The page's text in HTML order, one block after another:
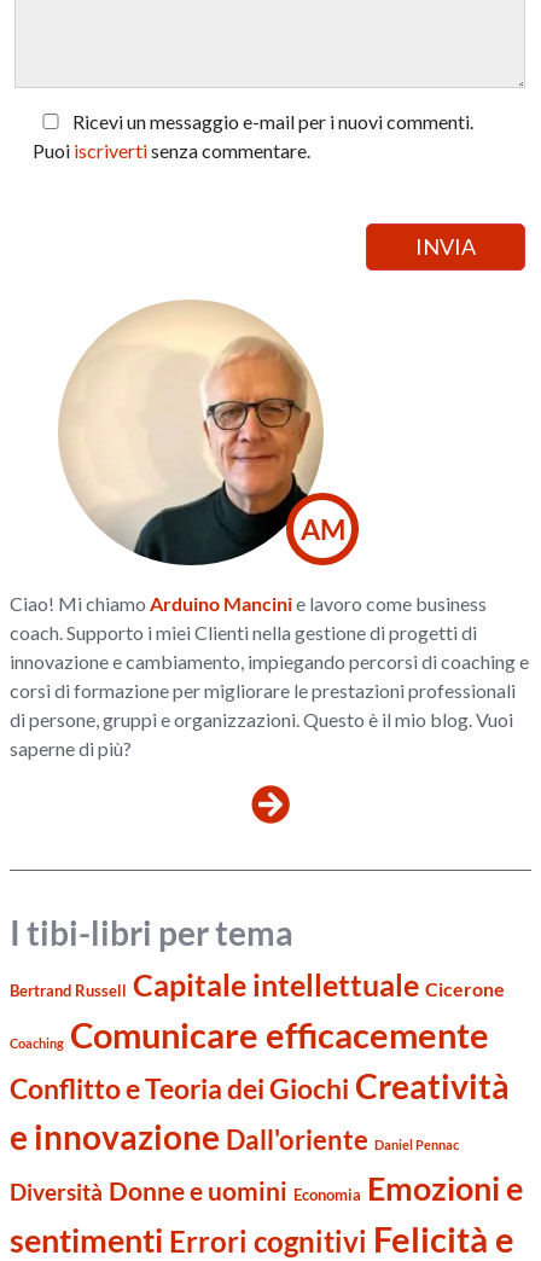
Ricevi un messaggio e-mail per i nuovi commenti.
Puoi iscrivertisenza commentare.
AM
Ciao! Mi chiamo Arduino Mancinie lavoro come business
coach. Supporto i miei Clienti nella gestione di progetti di
innovazione e cambiamento, impiegando percorsi di coaching e
corsi di formazione per migliorare le prestazioni professionali
di persone, gruppi e organizzazioni. Questo è il mio blog. Vuoi
saperne di più?
I tibi-libri per tema
Bertrand Russell Capitale intellettuale Cicerone
Coaching Comunicare efficacemente
Conflitto e Teoria dei Giochi Creatività
e innovazione Dall'oriente Daniel Pennac
Diversità Donne e uomini Economia Emozioni e
sentimenti Errori cognitivi Felicità e